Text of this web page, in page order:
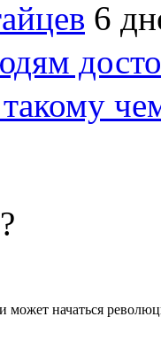
6
может начаться